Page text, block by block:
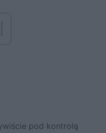
pod kontrołą